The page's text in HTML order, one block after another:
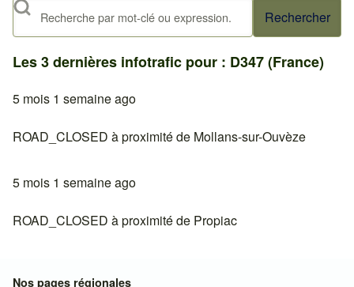
Rechercher
Les 3 dernières infotrafic pour : D347 (France)
5 mois 1 semaine ago
ROAD_CLOSED à proximité de Mollans-sur-Ouvèze
5 mois 1 semaine ago
ROAD_CLOSED à proximité de Propiac
Nos pages régionales